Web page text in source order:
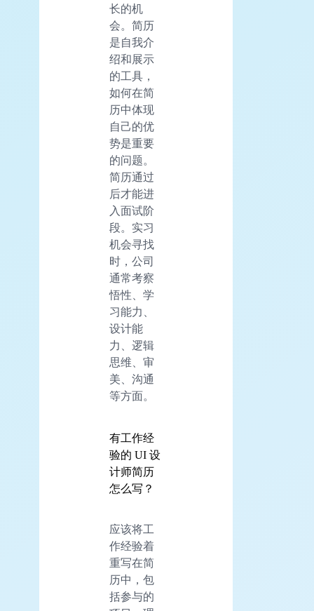
长的机
会。简历
是自我介
绍和展示
的工具，
如何在简
历中体现
自己的优
势是重要
的问题。
简历通过
后才能进
入面试阶
段。实习
机会寻找
时，公司
通常考察
悟性、学
习能力、
设计能
力、逻辑
思维、审
美、沟通
等方面。
有工作经
验的 UI 设
计师简历
怎么写？
应该将工
作经验着
重写在简
历中，包
括参与的